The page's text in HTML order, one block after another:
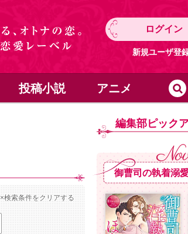
ログイン
新規ユーザ登
投稿小説 アニメ
×検索条件をクリアする
編集部ピック
御曹司の執着溺